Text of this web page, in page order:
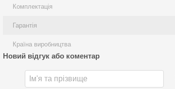
Комплектація
Гарантія
Країна виробництва
Новий відгук або коментар